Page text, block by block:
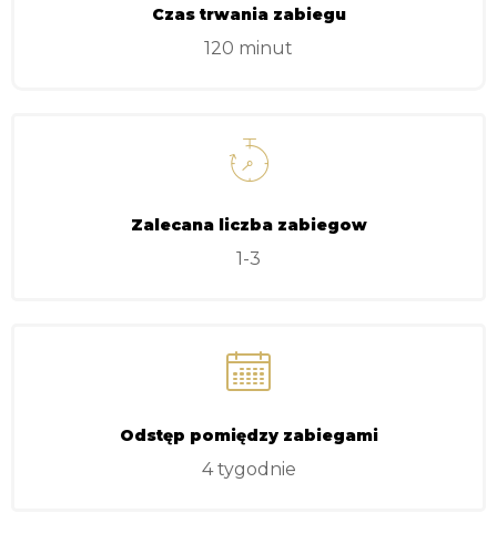
Czas trwania zabiegu
120 minut
Zalecana liczba zabiegow
1-3
Odstęp pomiędzy zabiegami
4 tygodnie